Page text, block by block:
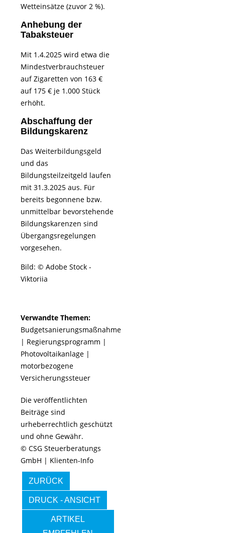
Wetteinsätze (zuvor 2 %).
Anhebung der
Tabaksteuer
Mit 1.4.2025 wird etwa die
Mindestverbrauchsteuer
auf Zigaretten von 163 €
auf 175 € je 1.000 Stück
erhöht.
Abschaffung der
Bildungskarenz
Das Weiterbildungsgeld
und das
Bildungsteilzeitgeld laufen
mit 31.3.2025 aus. Für
bereits begonnene bzw.
unmittelbar bevorstehende
Bildungskarenzen sind
Übergangsregelungen
vorgesehen.
Bild: © Adobe Stock -
Viktoriia
Verwandte Themen:
Budgetsanierungsmaßnahme
| Regierungsprogramm |
Photovoltaikanlage |
motorbezogene
Versicherungssteuer
Die veröffentlichten
Beiträge sind
urheberrechtlich geschützt
und ohne Gewähr.
© CSG Steuerberatungs
GmbH | Klienten-Info
ZURÜCK
DRUCK - ANSICHT
ARTIKEL